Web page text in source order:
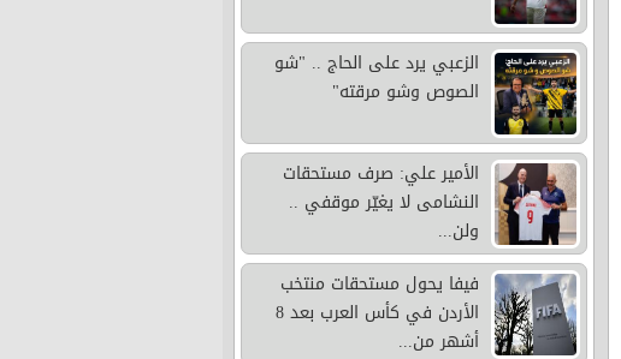
الزعبي يرد على الحاج .. "شو
الصوص وشو مرقته"
الأمير علي: صرف مستحقات
النشامى لا يغيّر موقفي ..
ولن...
فيفا يحول مستحقات منتخب
الأردن في كأس العرب بعد 8
أشهر من...